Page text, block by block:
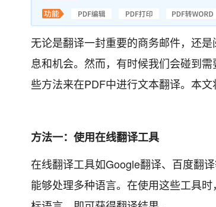
无论是翻译一封重要的商务邮件，还
息和机会。然而，有时候我们会碰到
些方法来在PDF中进行文本翻译。本
方法一：使用在线翻译工具
在线翻译工具如Google翻译、百度翻
能够处理多种语言。在使用这些工具